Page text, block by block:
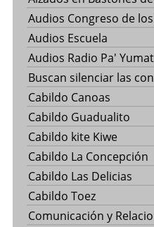
Audios Congreso de
Audios Escuela
Audios Radio Pa' Yumat
Buscan silenciar las
Cabildo Canoas
Cabildo Guadualito
Cabildo kite Kiwe
Cabildo La Concepción
Cabildo Las Delicias
Cabildo Toez
Comunicación y